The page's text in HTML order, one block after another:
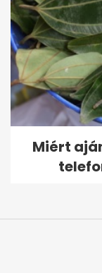
Miért